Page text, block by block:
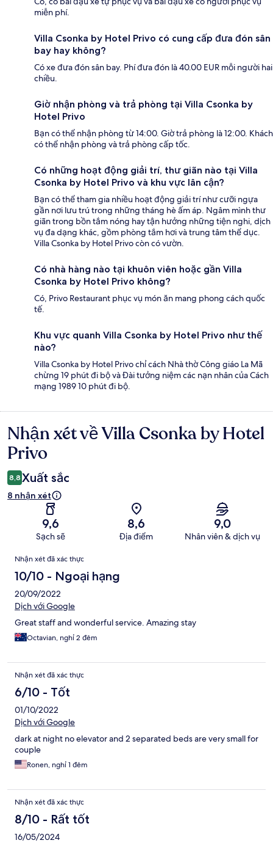
miễn phí.
Villa Csonka by Hotel Privo có cung cấp đưa đón sân
bay hay không?
Có xe đưa đón sân bay. Phí đưa đón là 40.00 EUR mỗi người hai
chiều.
Giờ nhận phòng và trả phòng tại Villa Csonka by
Hotel Privo
Bạn có thể nhận phòng từ 14:00. Giờ trả phòng là 12:00. Khách
có thể nhận phòng và trả phòng cấp tốc.
Có những hoạt động giải trí, thư giãn nào tại Villa
Csonka by Hotel Privo và khu vực lân cận?
Bạn có thể tham gia nhiều hoạt động giải trí như cưỡi ngựa
gần nơi lưu trú trong những tháng hè ấm áp. Ngâm mình thư
giãn trong bồn tắm nóng hay tận hưởng những tiện nghi, dịch
vụ đa dạng khác, gồm phòng tắm hơi và trung tâm thể dục.
Villa Csonka by Hotel Privo còn có vườn.
Có nhà hàng nào tại khuôn viên hoặc gần Villa
Csonka by Hotel Privo không?
Có, Privo Restaurant phục vụ món ăn mang phong cách quốc
tế.
Khu vực quanh Villa Csonka by Hotel Privo như thế
nào?
Villa Csonka by Hotel Privo chỉ cách Nhà thờ Công giáo La Mã
chừng 19 phút đi bộ và Đài tưởng niệm các nạn nhân của Cách
mạng 1989 10 phút đi bộ.
Nhận
xét
Nhận xét về Villa Csonka by Hotel
Privo
8,8 Xuất sắc
8 nhận xét
9,6
Sạch sẽ
8,6
Địa điểm
9,0
Nhân viên & dịch vụ
Nhận
xét
Nhận xét đã xác thực
10/10 - Ngoại hạng
20/09/2022
Dịch với Google
Great staff and wonderful service. Amazing stay
Octavian, nghỉ 2 đêm
Nhận xét đã xác thực
6/10 - Tốt
01/10/2022
Dịch với Google
dark at night no elevator and 2 separated beds are very small for
couple
Ronen, nghỉ 1 đêm
Nhận xét đã xác thực
8/10 - Rất tốt
16/05/2024